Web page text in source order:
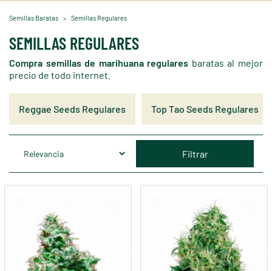
Semillas Baratas Semillas Regulares
SEMILLAS REGULARES
Compra semillas de marihuana regulares baratas al mejor
precio de todo internet.
Reggae Seeds Regulares Top Tao Seeds Regulares
Filtrar